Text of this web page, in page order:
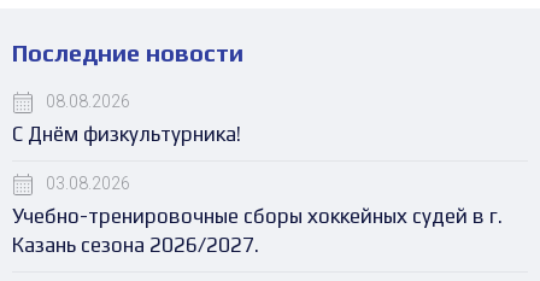
Последние новости
08.08.2026
С Днём физкультурника!
03.08.2026
Учебно-тренировочные сборы хоккейных судей в г.
Казань сезона 2026/2027.